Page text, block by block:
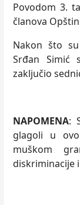
Povodom 3.
članova
Nakon što
Srđan Simić
zaklјučio
NAPOMENA:
glagoli u
muškom
diskriminacije